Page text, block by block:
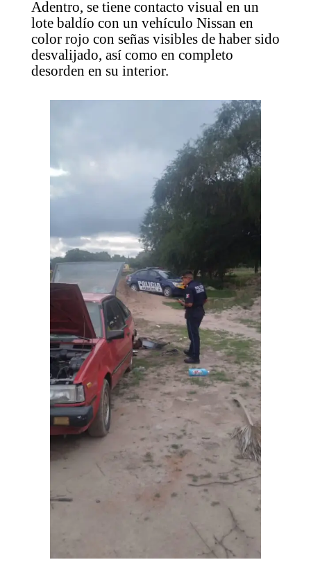
Adentro, se tiene contacto visual en un
lote baldío con un vehículo Nissan en
color rojo con señas visibles de haber sido
desvalijado, así como en completo
desorden en su interior.